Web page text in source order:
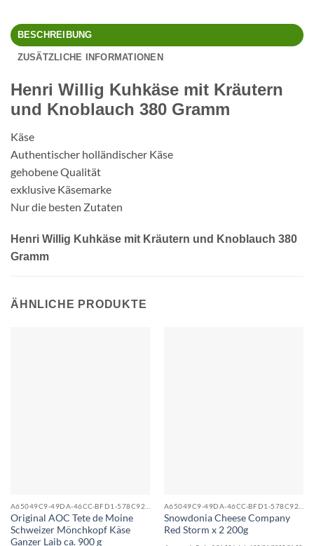
BESCHREIBUNG
ZUSÄTZLICHE INFORMATIONEN
Henri Willig Kuhkäse mit Kräutern
und Knoblauch 380 Gramm
Käse
Authentischer holländischer Käse
gehobene Qualität
exklusive Käsemarke
Nur die besten Zutaten
Henri Willig Kuhkäse mit Kräutern und Knoblauch 380
Gramm
ÄHNLICHE PRODUKTE
A65049C9-49DA-46CC-BFD1-578C92E0357C_0
Original AOC Tete de Moine
Schweizer Mönchkopf Käse
Ganzer Laib ca. 900 g
A65049C9-49DA-46CC-BFD1-578C92E0357C_0
Snowdonia Cheese Company
Red Storm x 2 200g